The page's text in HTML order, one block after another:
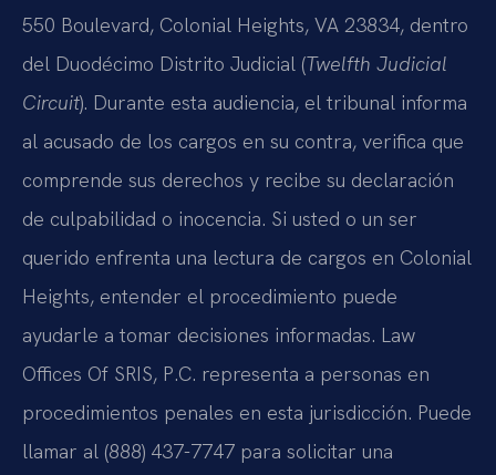
550 Boulevard, Colonial Heights, VA 23834, dentro
del Duodécimo Distrito Judicial (Twelfth Judicial
Circuit). Durante esta audiencia, el tribunal informa
al acusado de los cargos en su contra, verifica que
comprende sus derechos y recibe su declaración
de culpabilidad o inocencia. Si usted o un ser
querido enfrenta una lectura de cargos en Colonial
Heights, entender el procedimiento puede
ayudarle a tomar decisiones informadas. Law
Offices Of SRIS, P.C. representa a personas en
procedimientos penales en esta jurisdicción. Puede
llamar al (888) 437-7747 para solicitar una